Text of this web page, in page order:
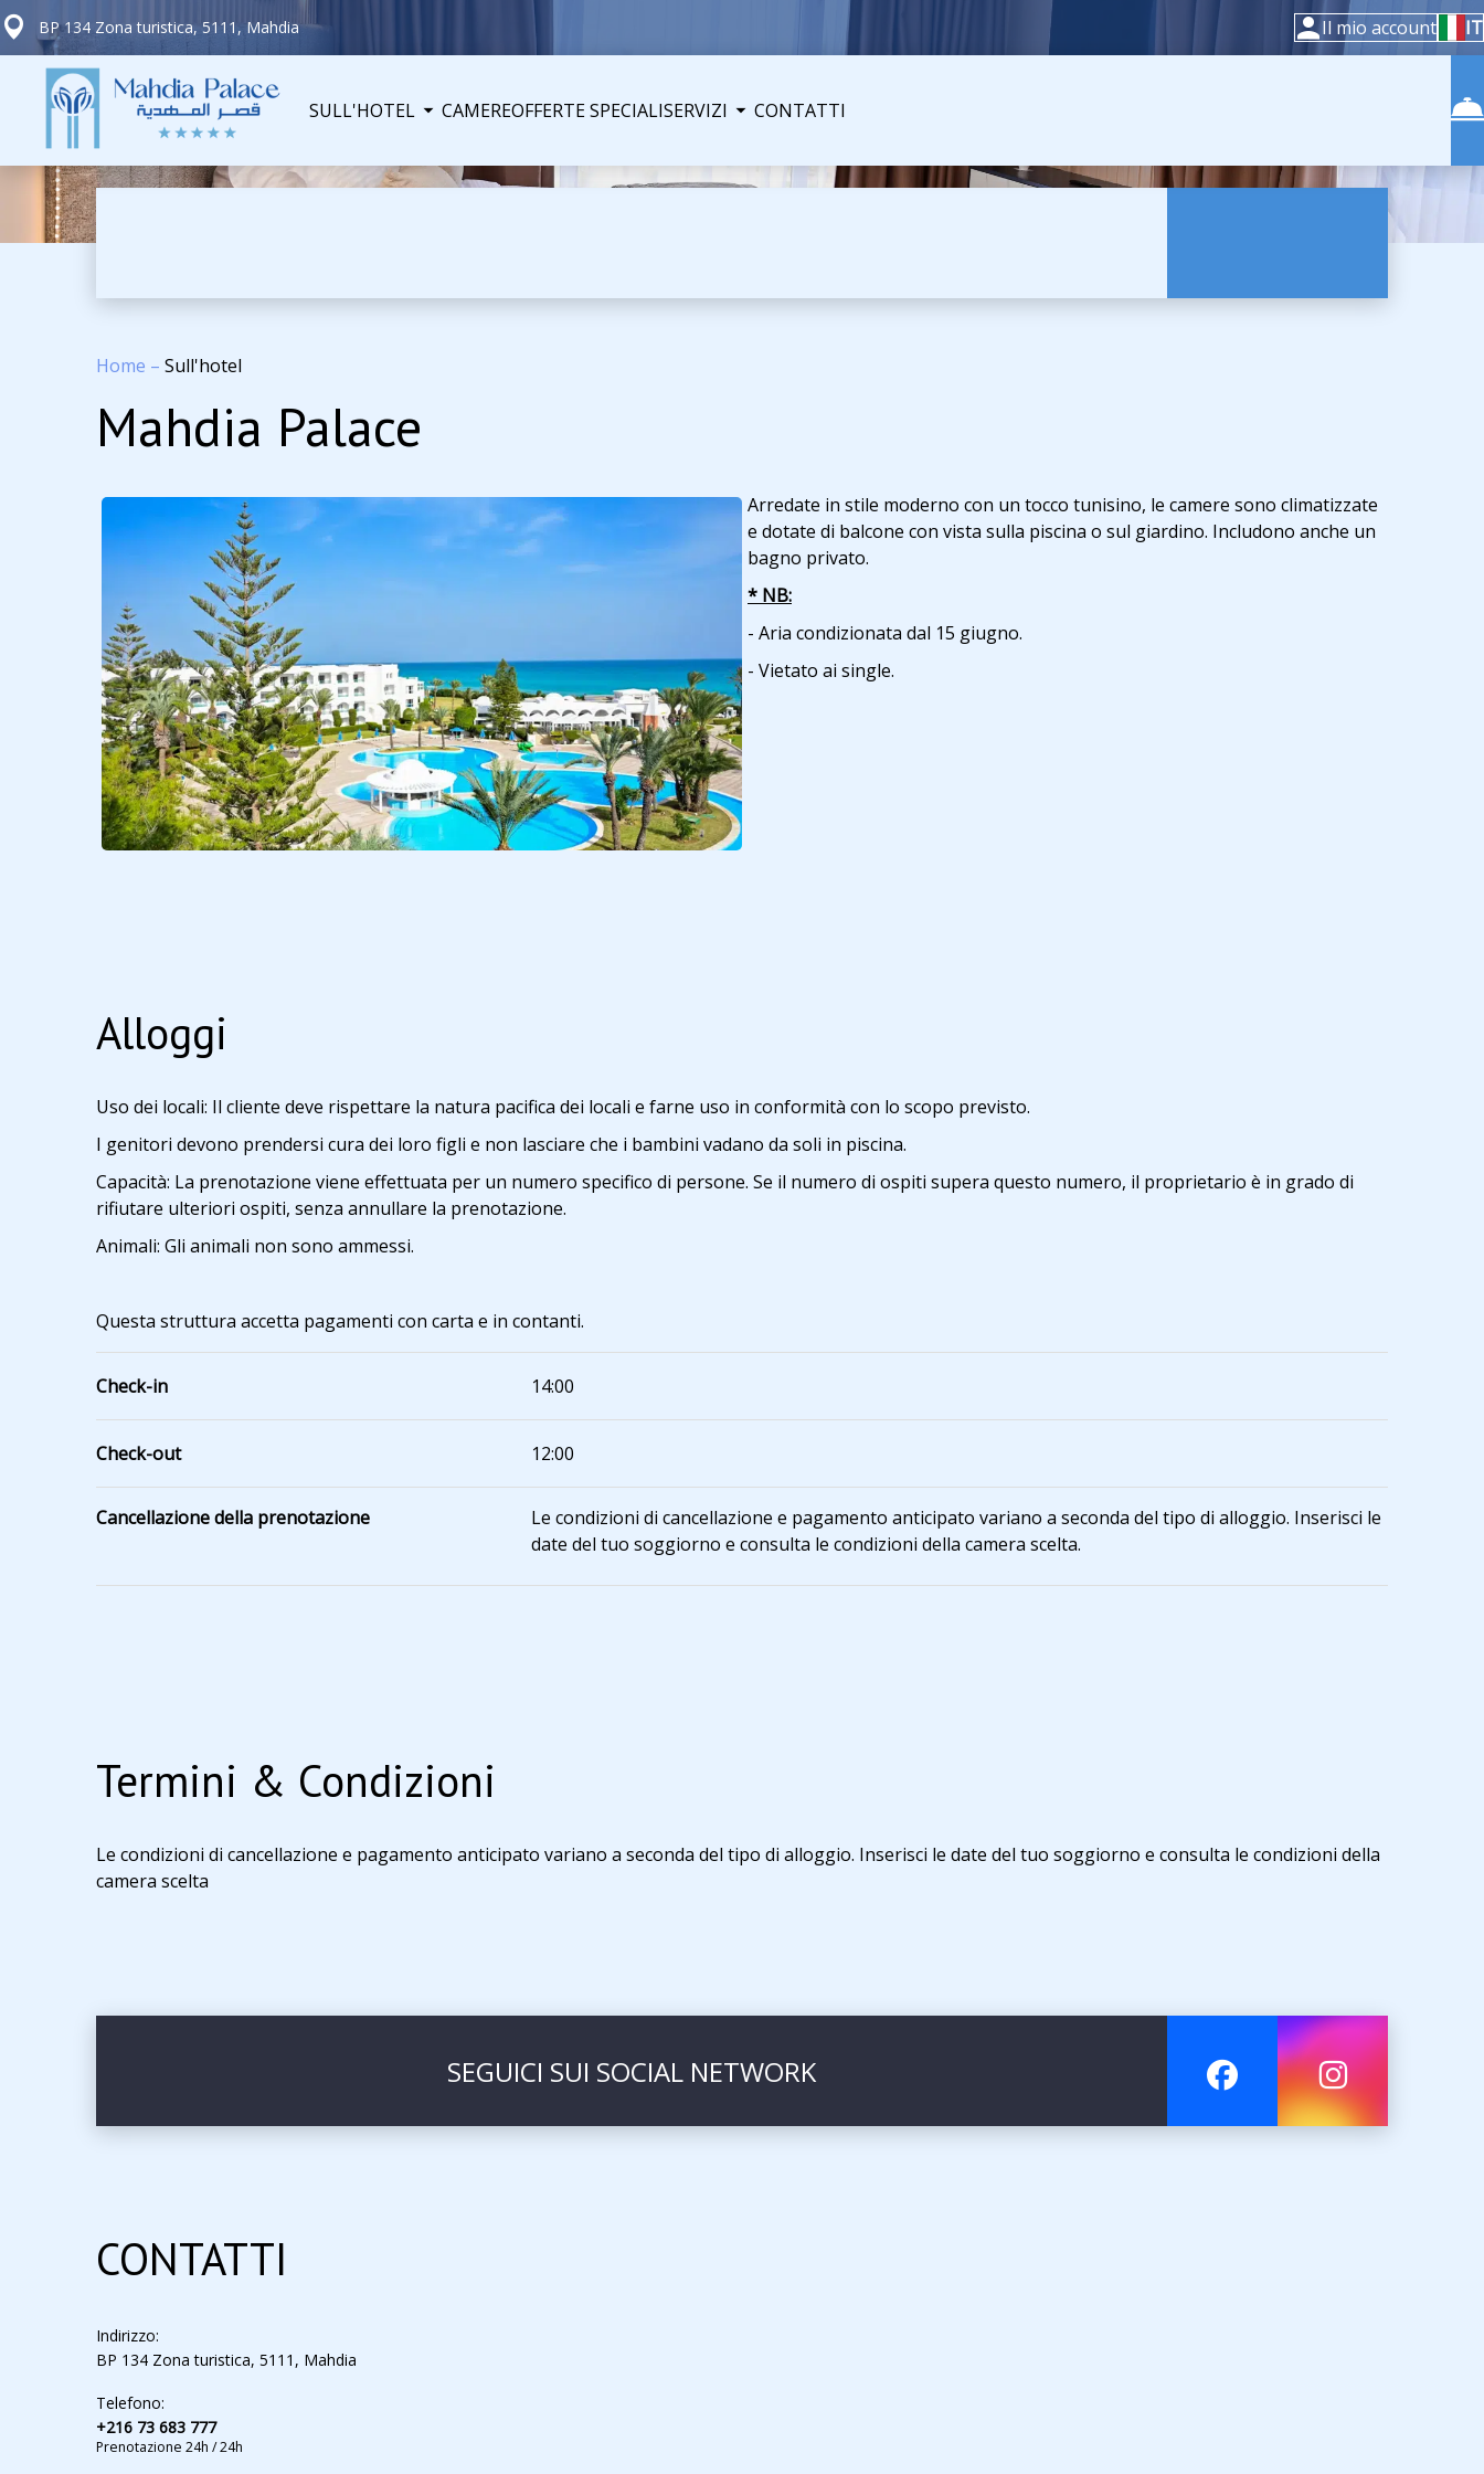
BP 134 Zona turistica, 5111, Mahdia Il mio account IT
SULL'HOTEL CAMEREOFFERTE SPECIALISERVIZI CONTATTI
Home – Sull'hotel
Mahdia Palace
Arredate in stile moderno con un tocco tunisino, le camere sono climatizzate
e dotate di balcone con vista sulla piscina o sul giardino. Includono anche un
bagno privato.
* NB:
- Aria condizionata dal 15 giugno.
- Vietato ai single.
Alloggi
Uso dei locali: Il cliente deve rispettare la natura pacifica dei locali e farne uso in conformità con lo scopo previsto.
I genitori devono prendersi cura dei loro figli e non lasciare che i bambini vadano da soli in piscina.
Capacità: La prenotazione viene effettuata per un numero specifico di persone. Se il numero di ospiti supera questo numero, il proprietario è in grado di
rifiutare ulteriori ospiti, senza annullare la prenotazione.
Animali: Gli animali non sono ammessi.
Questa struttura accetta pagamenti con carta e in contanti.
Check-in 14:00
Check-out 12:00
Cancellazione della prenotazione
Le condizioni di cancellazione e pagamento anticipato variano a seconda del tipo di alloggio. Inserisci le
date del tuo soggiorno e consulta le condizioni della camera scelta.
Termini & Condizioni
Le condizioni di cancellazione e pagamento anticipato variano a seconda del tipo di alloggio. Inserisci le date del tuo soggiorno e consulta le condizioni della
camera scelta
SEGUICI SUI SOCIAL NETWORK
CONTATTI
Indirizzo:
BP 134 Zona turistica, 5111, Mahdia
Telefono:
+216 73 683 777
Prenotazione 24h / 24h